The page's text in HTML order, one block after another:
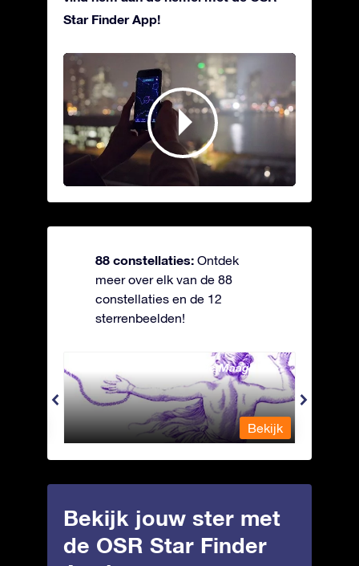
Star Finder App!
88 constellaties: Ontdek
meer over elk van de 88
constellaties en de 12
sterrenbeelden!
Andromeda - Geketende Maagd
Bekijk
Bekijk jouw ster met
de OSR Star Finder